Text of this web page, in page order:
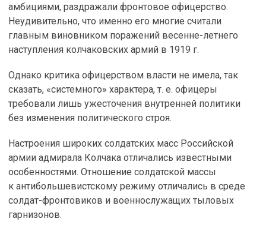
амбициями, раздражали фронтовое офицерство.
Неудивительно, что именно его многие считали
главным виновником поражений весенне-летнего
наступления колчаковских армий в 1919 г.
Однако критика офицерством власти не имела, так
сказать, «системного» характера, т. е. офицеры
требовали лишь ужесточения внутренней политики
без изменения политического строя.
Настроения широких солдатских масс Российской
армии адмирала Колчака отличались известными
особенностями. Отношение солдатской массы
к антибольшевистскому режиму отличались в среде
солдат-фронтовиков и военнослужащих тыловых
гарнизонов.